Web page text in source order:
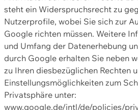
steht ein Widerspruchsrecht zu
Nutzerprofile, wobei Sie sich zur
Google richten müssen. Weitere
und Umfang der Datenerhebung
durch Google erhalten Sie neben
zu Ihren diesbezüglichen Rechten
Einstellungsmöglichkeiten zum
Privatsphäre unter:
www.google.de/intl/de/policies/